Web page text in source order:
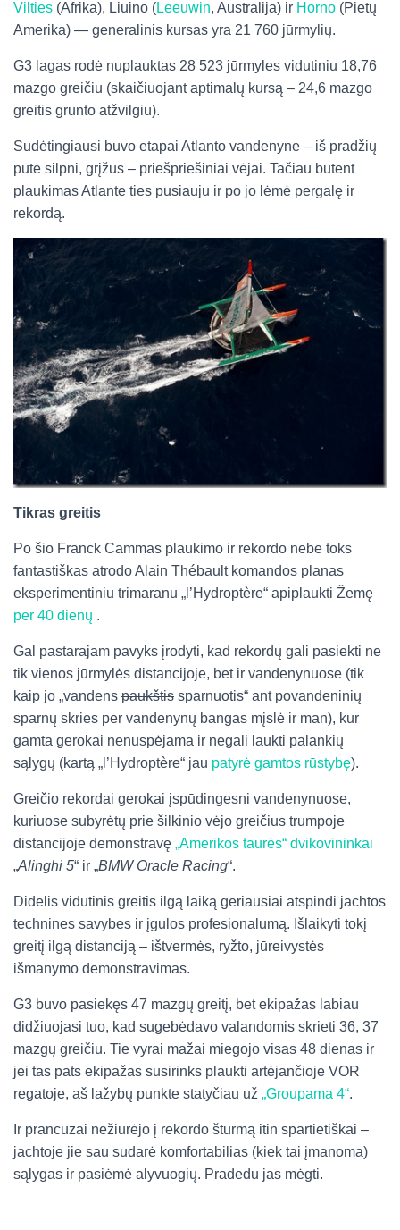
Vilties (Afrika), Liuino (Leeuwin, Australija) ir Horno (Pietų
Amerika) — generalinis kursas yra 21 760 jūrmylių.
G3 lagas rodė nuplauktas 28 523 jūrmyles vidutiniu 18,76
mazgo greičiu (skaičiuojant aptimalų kursą – 24,6 mazgo
greitis grunto atžvilgiu).
Sudėtingiausi buvo etapai Atlanto vandenyne – iš pradžių
pūtė silpni, grįžus – priešpriešiniai vėjai. Tačiau būtent
plaukimas Atlante ties pusiauju ir po jo lėmė pergalę ir
rekordą.
Tikras greitis
Po šio Franck Cammas plaukimo ir rekordo nebe toks
fantastiškas atrodo Alain Thébault komandos planas
eksperimentiniu trimaranu „l’Hydroptère“ apiplaukti Žemę
per 40 dienų .
Gal pastarajam pavyks įrodyti, kad rekordų gali pasiekti ne
tik vienos jūrmylės distancijoje, bet ir vandenynuose (tik
kaip jo „vandens paukštis sparnuotis“ ant povandeninių
sparnų skries per vandenynų bangas mįslė ir man), kur
gamta gerokai nenuspėjama ir negali laukti palankių
sąlygų (kartą „l’Hydroptère“ jau patyrė gamtos rūstybę).
Greičio rekordai gerokai įspūdingesni vandenynuose,
kuriuose subyrėtų prie šilkinio vėjo greičius trumpoje
distancijoje demonstravę „Amerikos taurės“ dvikovininkai
„Alinghi 5“ ir „BMW Oracle Racing“.
Didelis vidutinis greitis ilgą laiką geriausiai atspindi jachtos
technines savybes ir įgulos profesionalumą. Išlaikyti tokį
greitį ilgą distanciją – ištvermės, ryžto, jūreivystės
išmanymo demonstravimas.
G3 buvo pasiekęs 47 mazgų greitį, bet ekipažas labiau
didžiuojasi tuo, kad sugebėdavo valandomis skrieti 36, 37
mazgų greičiu. Tie vyrai mažai miegojo visas 48 dienas ir
jei tas pats ekipažas susirinks plaukti artėjančioje VOR
regatoje, aš lažybų punkte statyčiau už „Groupama 4“.
Ir prancūzai nežiūrėjo į rekordo šturmą itin spartietiškai –
jachtoje jie sau sudarė komfortabilias (kiek tai įmanoma)
sąlygas ir pasiėmė alyvuogių. Pradedu jas mėgti.